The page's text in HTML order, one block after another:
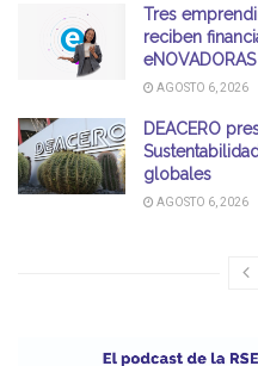
Tres
reciben
eNOVADORAS
AGOSTO 6, 2026
DEACERO
globales
AGOSTO 6, 2026